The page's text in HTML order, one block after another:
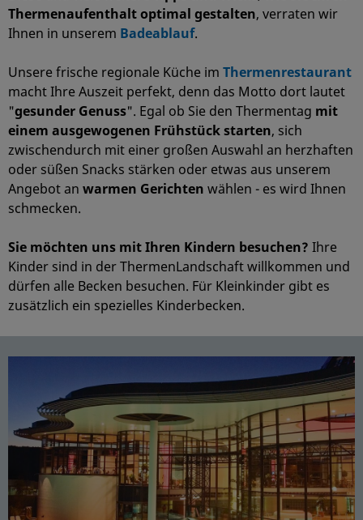
Thermenaufenthalt optimal gestalten, verraten wir
Ihnen in unserem Badeablauf.
Unsere frische regionale Küche im Thermenrestaurant
macht Ihre Auszeit perfekt, denn das Motto dort lautet
"gesunder Genuss". Egal ob Sie den Thermentag mit
einem ausgewogenen Frühstück starten, sich
zwischendurch mit einer großen Auswahl an herzhaften
oder süßen Snacks stärken oder etwas aus unserem
Angebot an warmen Gerichten wählen - es wird Ihnen
schmecken.
Sie möchten uns mit Ihren Kindern besuchen? Ihre
Kinder sind in der ThermenLandschaft willkommen und
dürfen alle Becken besuchen. Für Kleinkinder gibt es
zusätzlich ein spezielles Kinderbecken.